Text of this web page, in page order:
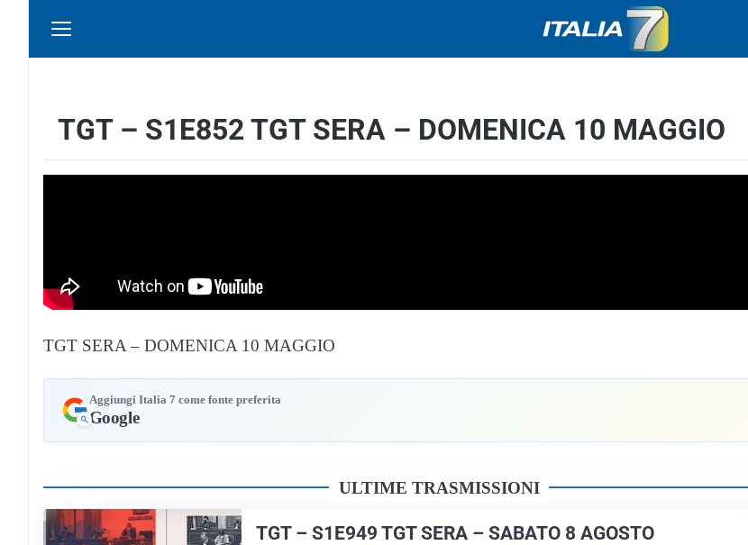
TGT – S1E852 TGT SERA – DOMENICA 10 MAGGIO
TGT SERA – DOMENICA 10 MAGGIO
Aggiungi Italia 7 come fonte preferita
Google
ULTIME TRASMISSIONI
TGT – S1E949 TGT SERA – SABATO 8 AGOSTO